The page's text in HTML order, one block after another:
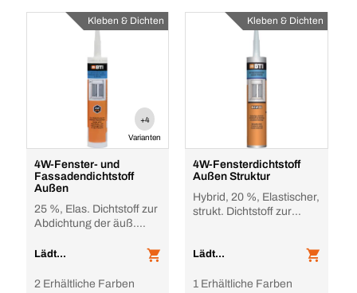
Kleben & Dichten
+4
Varianten
4W-Fenster- und
Fassadendichtstoff
Außen
25 %, Elas. Dichtstoff zur
Abdichtung der äuß.
Fassadenfugen
Lädt...
2 Erhältliche Farben
Kleben & Dichten
4W-Fensterdichtstoff
Außen Struktur
Hybrid, 20 %, Elastischer,
strukt. Dichtstoff zur
Lädt...
1 Erhältliche Farben